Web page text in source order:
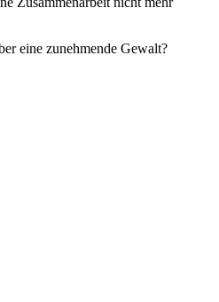
eine zunehmende Gewalt?